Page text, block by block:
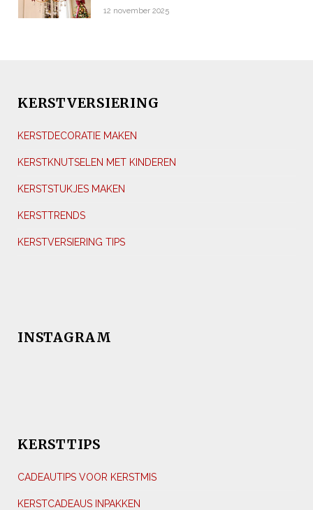
12 november 2025
KERSTVERSIERING
KERSTDECORATIE MAKEN
KERSTKNUTSELEN MET KINDEREN
KERSTSTUKJES MAKEN
KERSTTRENDS
KERSTVERSIERING TIPS
INSTAGRAM
KERSTTIPS
CADEAUTIPS VOOR KERSTMIS
KERSTCADEAUS INPAKKEN